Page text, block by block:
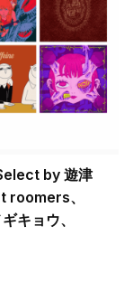
by 遊津
roomers、
キョウ、